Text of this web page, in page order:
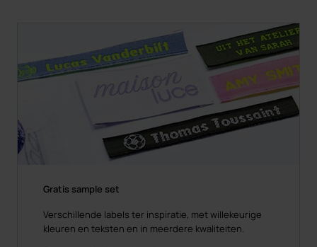
Gratis sample set
Verschillende labels ter inspiratie, met willekeurige
kleuren en teksten en in meerdere kwaliteiten.